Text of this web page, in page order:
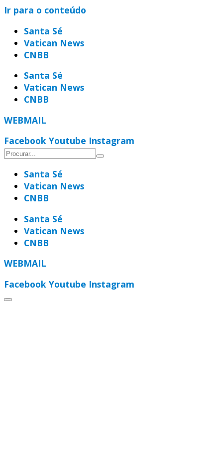
Ir para o conteúdo
Santa Sé
Vatican News
CNBB
Santa Sé
Vatican News
CNBB
WEBMAIL
Facebook Youtube Instagram
Santa Sé
Vatican News
CNBB
Santa Sé
Vatican News
CNBB
WEBMAIL
Facebook Youtube Instagram